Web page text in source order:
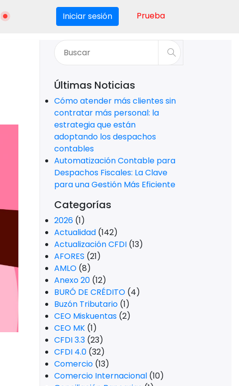
Iniciar sesión Prueba
Últimas Noticias
Cómo atender más clientes sin
contratar más personal: la
estrategia que están
adoptando los despachos
contables
Automatización Contable para
Despachos Fiscales: La Clave
para una Gestión Más Eficiente
Categorías
2026 (1)
Actualidad (142)
Actualización CFDI (13)
AFORES (21)
AMLO (8)
Anexo 20 (12)
BURÓ DE CRÉDITO (4)
Buzón Tributario (1)
CEO Miskuentas (2)
CEO MK (1)
CFDI 3.3 (23)
CFDI 4.0 (32)
Comercio (13)
Comercio Internacional (10)